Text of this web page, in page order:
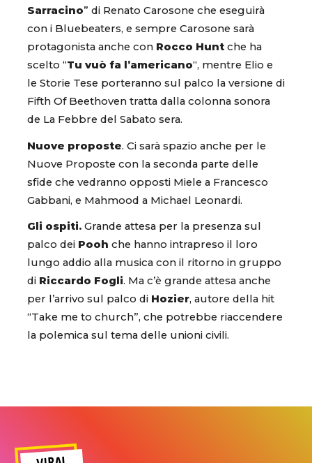
Sarracino” di Renato Carosone che eseguirà
con i Bluebeaters, e sempre Carosone sarà
protagonista anche con Rocco Hunt che ha
scelto “Tu vuò fa l’americano“, mentre Elio e
le Storie Tese porteranno sul palco la versione di
Fifth Of Beethoven tratta dalla colonna sonora
de La Febbre del Sabato sera.
Nuove proposte. Ci sarà spazio anche per le
Nuove Proposte con la seconda parte delle
sfide che vedranno opposti Miele a Francesco
Gabbani, e Mahmood a Michael Leonardi.
Gli ospiti. Grande attesa per la presenza sul
palco dei Pooh che hanno intrapreso il loro
lungo addio alla musica con il ritorno in gruppo
di Riccardo Fogli. Ma c’è grande attesa anche
per l’arrivo sul palco di Hozier, autore della hit
“Take me to church”, che potrebbe riaccendere
la polemica sul tema delle unioni civili.